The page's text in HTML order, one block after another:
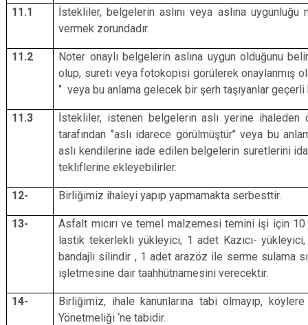
11.1
İstekliler, belgelerin aslını veya aslına uygunluğu
vermek zorundadır.
11.2
Noter onaylı belgelerin aslına uygun olduğunu
olup, sureti veya fotokopisi görülerek onaylanmış
‘’ veya bu anlama gelecek bir şerh taşıyanlar
11.3
İstekliler, istenen belgelerin aslı yerine
tarafından ‘’aslı idarece görülmüştür’’ veya bu
aslı kendilerine iade edilen belgelerin suretlerini
tekliflerine ekleyebilirler.
12- Birliğimiz ihaleyi yapıp yapmamakta serbesttir.
13-
Asfalt mıcırı ve temel malzemesi temini işi için
lastik tekerlekli yükleyici, 1 adet Kazıcı-
bandajlı silindir , 1 adet arazöz ile serme sulama
işletmesine dair taahhütnamesini verecektir.
14-
Birliğimiz, ihale kanunlarına tabi olmayıp,
Yönetmeliği ‘ne tabidir.